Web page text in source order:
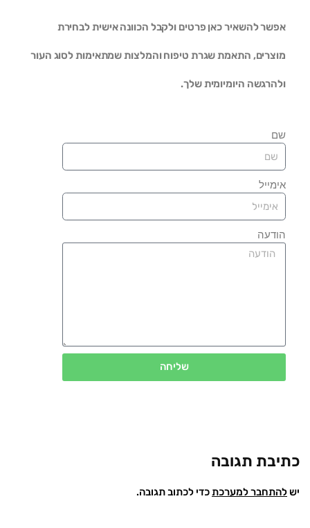
אפשר להשאיר כאן פרטים ולקבל הכוונה אישית לבחירת
מוצרים, התאמת שגרת טיפוח והמלצות שמתאימות לסוג העור
ולהרגשה היומיומית שלך.
שם
אימייל
הודעה
שליחה
כתיבת תגובה
יש להתחבר למערכתכדי לכתוב תגובה.